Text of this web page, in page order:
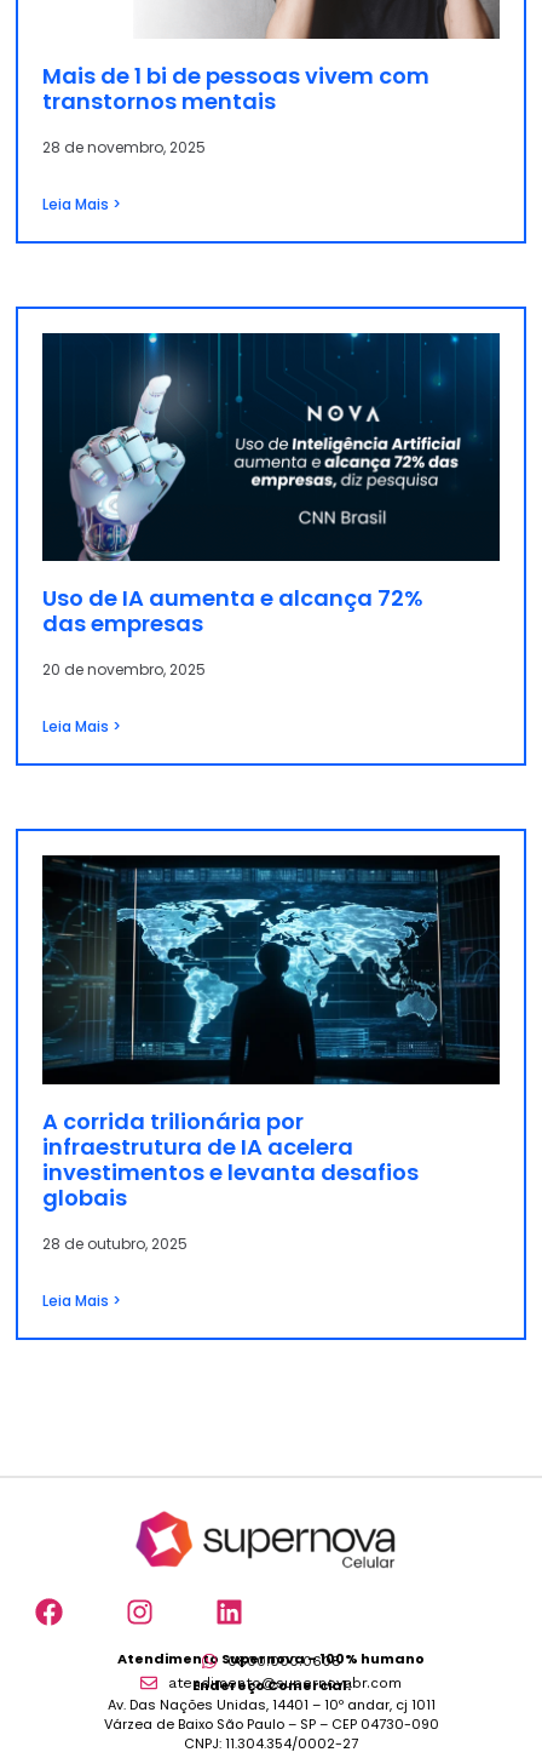
Mais de 1 bi de pessoas vivem com
transtornos mentais
28 de novembro, 2025
Leia Mais >
Uso de IA aumenta e alcança 72%
das empresas
20 de novembro, 2025
Leia Mais >
A corrida trilionária por
infraestrutura de IA acelera
investimentos e levanta desafios
globais
28 de outubro, 2025
Leia Mais >
Atendimento Supernova – 100% humano
0800.000.0608
atendimento@supernovabr.com
Endereço Comercial:
Av. Das Nações Unidas, 14401 – 10º andar, cj 1011
Várzea de Baixo São Paulo – SP – CEP 04730-090
CNPJ: 11.304.354/0002-27